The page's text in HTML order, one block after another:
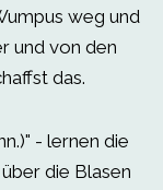
weg und
und von den
das.
- lernen die
die Blasen